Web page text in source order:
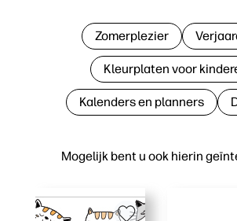
Mogelijk bent u ook hierin
Zomerplezier
Kleurplaten voor
Kalenders en planners